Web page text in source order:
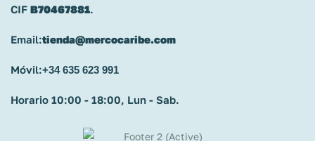
CIF B70467881.
Email:tienda@mercocaribe.com
Móvil:+34 635 623 991
Horario 10:00 - 18:00, Lun - Sab.